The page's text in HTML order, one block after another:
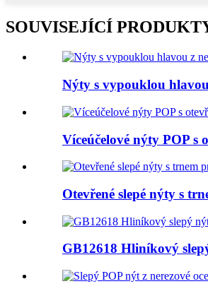
SOUVISEJÍCÍ
Nýty s vypouklou
Víceúčelové nýty POP s
Otevřené slepé nýty s
GB12618 Hliníkový